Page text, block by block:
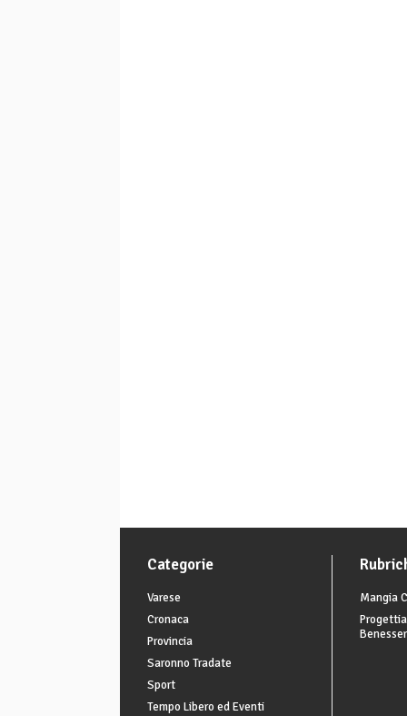
Categorie
Varese
Cronaca
Provincia
Saronno Tradate
Sport
Tempo Libero ed Eventi
Mangia